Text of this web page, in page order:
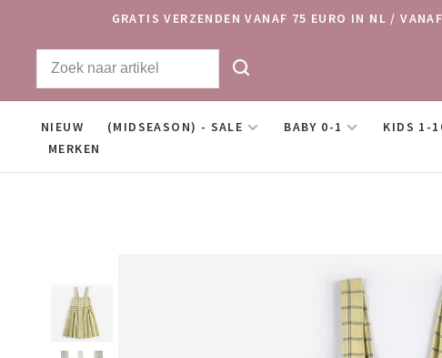
GRATIS VERZENDEN VANAF 75 EURO IN NL /
NIEUW (MIDSEASON) - SALE BABY 0-1 KIDS 1-
MERKEN